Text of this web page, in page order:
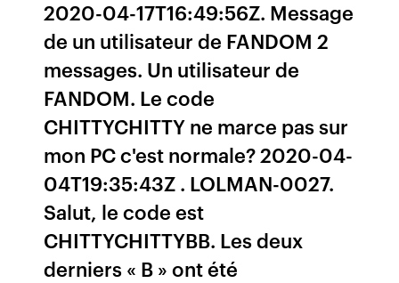
2020-04-17T16:49:56Z. Message
de un utilisateur de FANDOM 2
messages. Un utilisateur de
FANDOM. Le code
CHITTYCHITTY ne marce pas sur
mon PC c'est normale? 2020-04-
04T19:35:43Z . LOLMAN-0027.
Salut, le code est
CHITTYCHITTYBB. Les deux
derniers « B » ont été